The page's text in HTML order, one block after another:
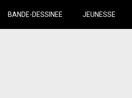
BANDE-DESSINEE JEUNESSE